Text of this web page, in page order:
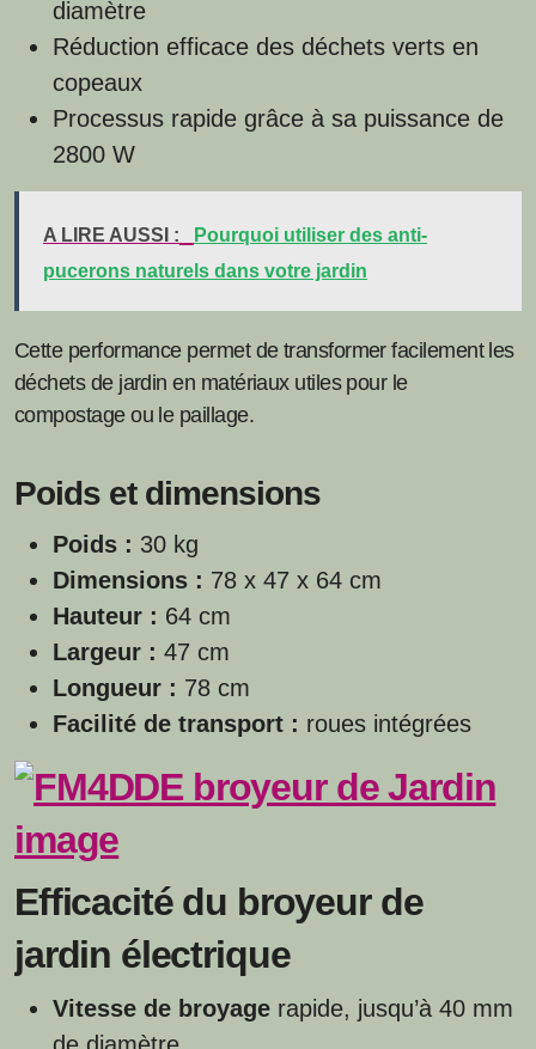
diamètre
Réduction efficace des déchets verts en
copeaux
Processus rapide grâce à sa puissance de
2800 W
A LIRE AUSSI :
Pourquoi utiliser des anti-
pucerons naturels dans votre jardin
Cette performance permet de transformer facilement les
déchets de jardin en matériaux utiles pour le
compostage ou le paillage.
Poids et dimensions
Poids : 30 kg
Dimensions : 78 x 47 x 64 cm
Hauteur : 64 cm
Largeur : 47 cm
Longueur : 78 cm
Facilité de transport : roues intégrées
Efficacité du broyeur de
jardin électrique
Vitesse de broyage rapide, jusqu’à 40 mm